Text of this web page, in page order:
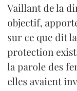
Vaillant de la
objectif,
sur ce que dit
protection
la parole des
elles avaient